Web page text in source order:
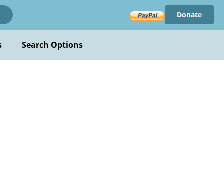
Donate
Search Options